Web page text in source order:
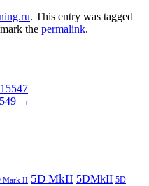
. This entry was tagged
the permalink.
→
Mark II 5D MkII 5DMkII 5D